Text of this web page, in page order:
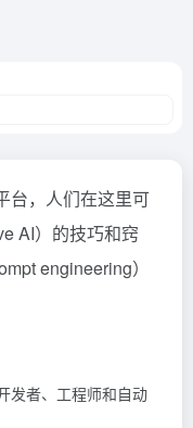
台，人们在这里可
AI）的技巧和窍
engineering）
发者、工程师和自动